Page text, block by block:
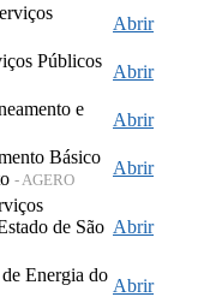
Abrir
Públicos
Abrir
e
Abrir
Básico
- AGERO
Abrir
de São Abrir
Energia do
Abrir